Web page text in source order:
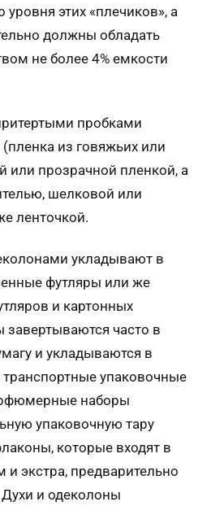
этих «плечиков», а
должны обладать
не более 4% емкости
пробками
из говяжьих или
или прозрачной пленкой, а
шелковой или
ленточкой.
укладывают в
футляры или же
и картонных
завертываются часто в
и укладываются в
упаковочные
наборы
упаковочную тару
которые входят в
экстра, предварительно
и одеколоны